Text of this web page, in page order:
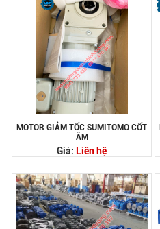
MOTOR GIẢM TỐC SUMITOMO CỐT
ÂM
Giá: Liên hệ